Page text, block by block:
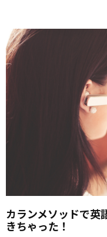
カランメソッドで英
きちゃった！